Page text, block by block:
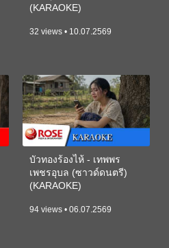
(KARAOKE)
32 views • 10.07.2569
บัวทองร้องไห้ - เทพพร
เพชรอุบล (ซาวด์ดนตรี)
(KARAOKE)
94 views • 06.07.2569